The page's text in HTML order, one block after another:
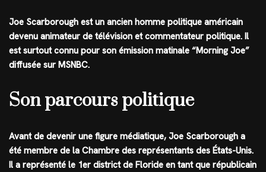
Joe Scarborough est un ancien homme politique américain
devenu animateur de télévision et commentateur politique. Il
est surtout connu pour son émission matinale “Morning Joe”
diffusée sur MSNBC.
Son parcours politique
Avant de devenir une figure médiatique, Joe Scarborough a
été membre de la Chambre des représentants des États-Unis.
Il a représenté le 1er district de Floride en tant que républicain